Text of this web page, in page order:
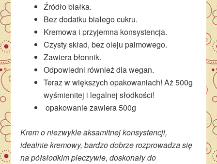
Źródło białka.
Bez dodatku białego cukru.
Kremowa i przyjemna konsystencja.
Czysty skład, bez oleju palmowego.
Zawiera błonnik.
Odpowiedni również dla wegan.
Teraz w większych opakowaniach! Aż 500g
wyśmienitej i legalnej słodkości!
opakowanie zawiera 500g
Krem o niezwykle aksamitnej konsystencji,
idealnie kremowy, bardzo dobrze rozprowadza się
na półsłodkim pieczywie, doskonały do